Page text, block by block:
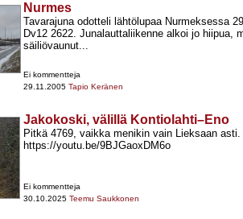
Nurmes
Tavarajuna odotteli lähtölupaa Nurmeksessa
Dv12 2622. Junalauttaliikenne alkoi jo hiipua,
säiliövaunut...
Ei kommentteja
29.11.2005 Tapio Keränen
Jakokoski, välillä Kontiolahti–Eno
Pitkä 4769, vaikka menikin vain Lieksaan asti.
https://youtu.be/9BJGaoxDM6o
Ei kommentteja
30.10.2025 Teemu Saukkonen